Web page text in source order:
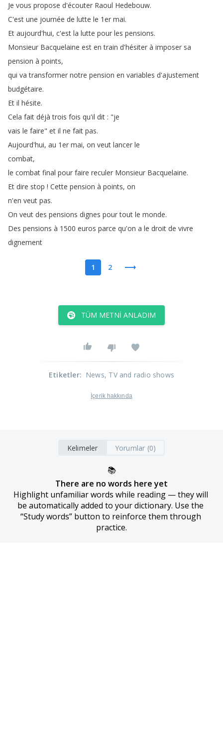
Je vous propose d'écouter Raoul Hedebouw.
C'est une journée de lutte le 1er mai.
Et aujourd'hui, c'est la lutte pour les pensions.
Monsieur Bacquelaine est en train d'hésiter à imposer sa
pension à points,
qui va transformer notre pension en variables d'ajustement
budgétaire.
Et il hésite.
Cela fait déjà trois fois qu'il dit : "je
vais le faire" et il ne fait pas.
Aujourd'hui, au 1er mai, on veut lancer le
combat,
le combat final pour faire reculer Monsieur Bacquelaine.
Et dire stop ! Cette pension à points, on
n'en veut pas.
On veut des pensions dignes pour tout le monde.
Des pensions à 1500 euros parce qu'on a le droit de vivre
dignement
1 2
TÜM METNI ANLADIM
Etiketler: News, TV and radio shows
İçerik hakkında
Kelimeler Yorumlar (0)
📚
There are no words here yet
Highlight unfamiliar words while reading — they will
be automatically added to your dictionary. Use the
“Study words” button to reinforce them through
practice.